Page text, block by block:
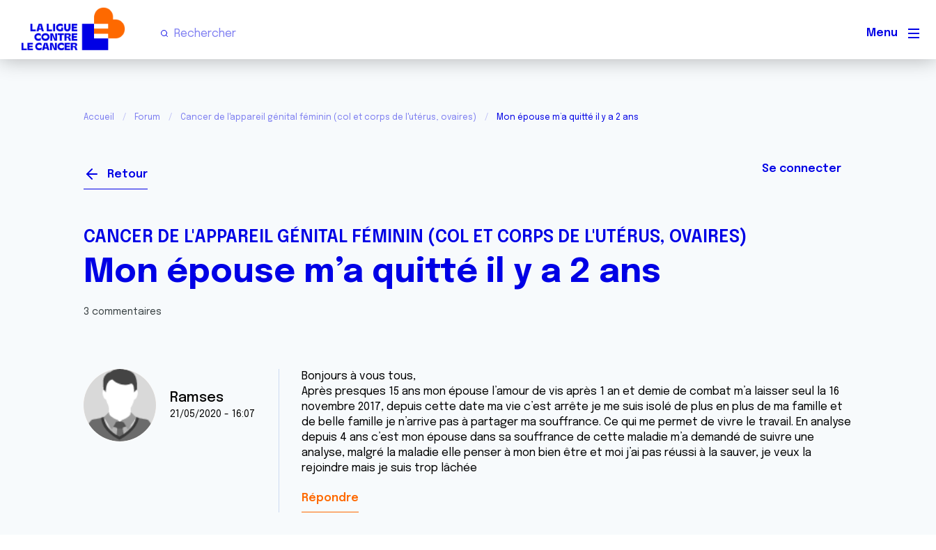
Menu
Accueil Forum Cancer de l'appareil génital féminin (col et corps de l'utérus, ovaires) Mon épouse m’a quitté il y a 2 ans
Retour Se connecter
CANCER DE L'APPAREIL GÉNITAL FÉMININ (COL ET CORPS DE L'UTÉRUS, OVAIRES)
Mon épouse m’a quitté il y a 2 ans
3 commentaires
Ramses
21/05/2020 - 16:07
Bonjours à vous tous,
Après presques 15 ans mon épouse l’amour de vis après 1 an et demie de combat m’a laisser seul la 16
novembre 2017, depuis cette date ma vie c’est arrête je me suis isolé de plus en plus de ma famille et
de belle famille je n’arrive pas à partager ma souffrance. Ce qui me permet de vivre le travail. En analyse
depuis 4 ans c’est mon épouse dans sa souffrance de cette maladie m’a demandé de suivre une
analyse, malgré la maladie elle penser à mon bien être et moi j’ai pas réussi à la sauver, je veux la
rejoindre mais je suis trop lâchée
Répondre